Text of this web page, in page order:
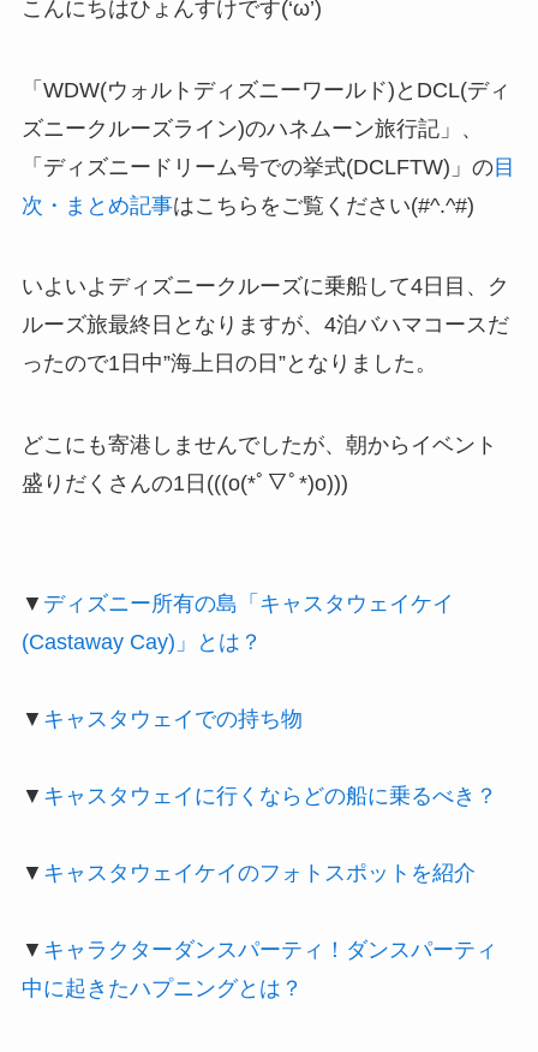
こんにちはひょんすけです(‘ω’)
「WDW(ウォルトディズニーワールド)とDCL(ディ
ズニークルーズライン)のハネムーン旅行記」、
「ディズニードリーム号での挙式(DCLFTW)」の目
次・まとめ記事はこちらをご覧ください(#^.^#)
いよいよディズニークルーズに乗船して4日目、ク
ルーズ旅最終日となりますが、4泊バハマコースだ
ったので1日中”海上日の日”となりました。
どこにも寄港しませんでしたが、朝からイベント
盛りだくさんの1日(((o(*ﾟ▽ﾟ*)o)))
▼ ディズニー所有の島「キャスタウェイケイ
(Castaway Cay)」とは？
▼ キャスタウェイでの持ち物
▼ キャスタウェイに行くならどの船に乗るべき？
▼ キャスタウェイケイのフォトスポットを紹介
▼ キャラクターダンスパーティ！ダンスパーティ
中に起きたハプニングとは？